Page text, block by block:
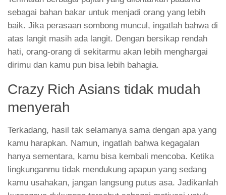
Crazy Rich Asians tidak mudah
menyerah
Terkadang, hasil tak selamanya sama dengan apa yang
kamu harapkan. Namun, ingatlah bahwa kegagalan
hanya sementara, kamu bisa kembali mencoba. Ketika
lingkunganmu tidak mendukung apapun yang sedang
kamu usahakan, jangan langsung putus asa. Jadikanlah
kurangnya dukungan tersebut sebagai motivasi untuk
maju dan melakukan apa yang kamu inginkan. Sikap
pantang menyerah akan membantu untuk tetap
berpikiran positif dan nantinya mendapatkan hasil
terbaik.